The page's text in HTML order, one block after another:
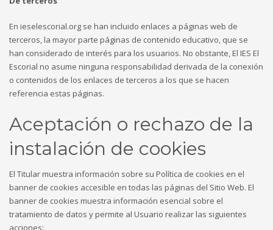
En ieselescorial.org se han incluido enlaces a páginas web de
terceros, la mayor parte páginas de contenido educativo, que se
han considerado de interés para los usuarios. No obstante, El IES El
Escorial no asume ninguna responsabilidad derivada de la conexión
o contenidos de los enlaces de terceros a los que se hacen
referencia estas páginas.
Aceptación o rechazo de la
instalación de cookies
El Titular muestra información sobre su Política de cookies en el
banner de cookies accesible en todas las páginas del Sitio Web. El
banner de cookies muestra información esencial sobre el
tratamiento de datos y permite al Usuario realizar las siguientes
acciones: